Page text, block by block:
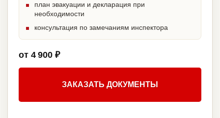
план эвакуации и декларация при
необходимости
консультация по замечаниям инспектора
от 4 900 ₽
ЗАКАЗАТЬ ДОКУМЕНТЫ